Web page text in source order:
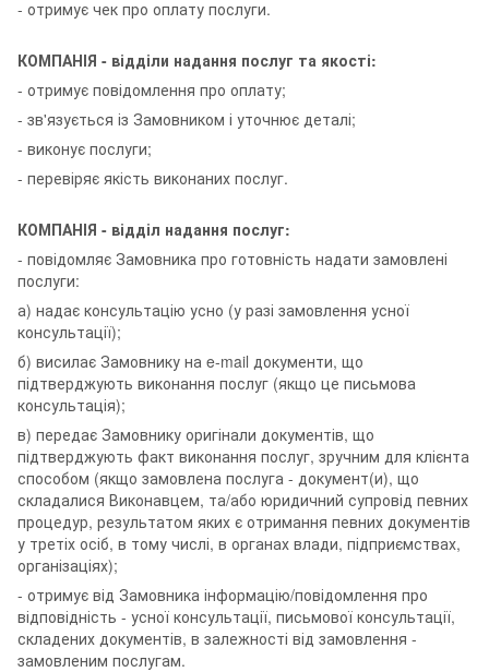
- отримує чек про оплату послуги.
КОМПАНІЯ - відділи надання послуг та якості:
- отримує повідомлення про оплату;
- зв'язується із Замовником і уточнює деталі;
- виконує послуги;
- перевіряє якість виконаних послуг.
КОМПАНІЯ - відділ надання послуг:
- повідомляє Замовника про готовність надати замовлені
послуги:
а) надає консультацію усно (у разі замовлення усної
консультації);
б) висилає Замовнику на e-mail документи, що
підтверджують виконання послуг (якщо це письмова
консультація);
в) передає Замовнику оригінали документів, що
підтверджують факт виконання послуг, зручним для клієнта
способом (якщо замовлена послуга - документ(и), що
складалися Виконавцем, та/або юридичний супровід певних
процедур, результатом яких є отримання певних документів
у третіх осіб, в тому числі, в органах влади, підприємствах,
організаціях);
- отримує від Замовника інформацію/повідомлення про
відповідність - усної консультації, письмової консультації,
складених документів, в залежності від замовлення -
замовленим послугам.